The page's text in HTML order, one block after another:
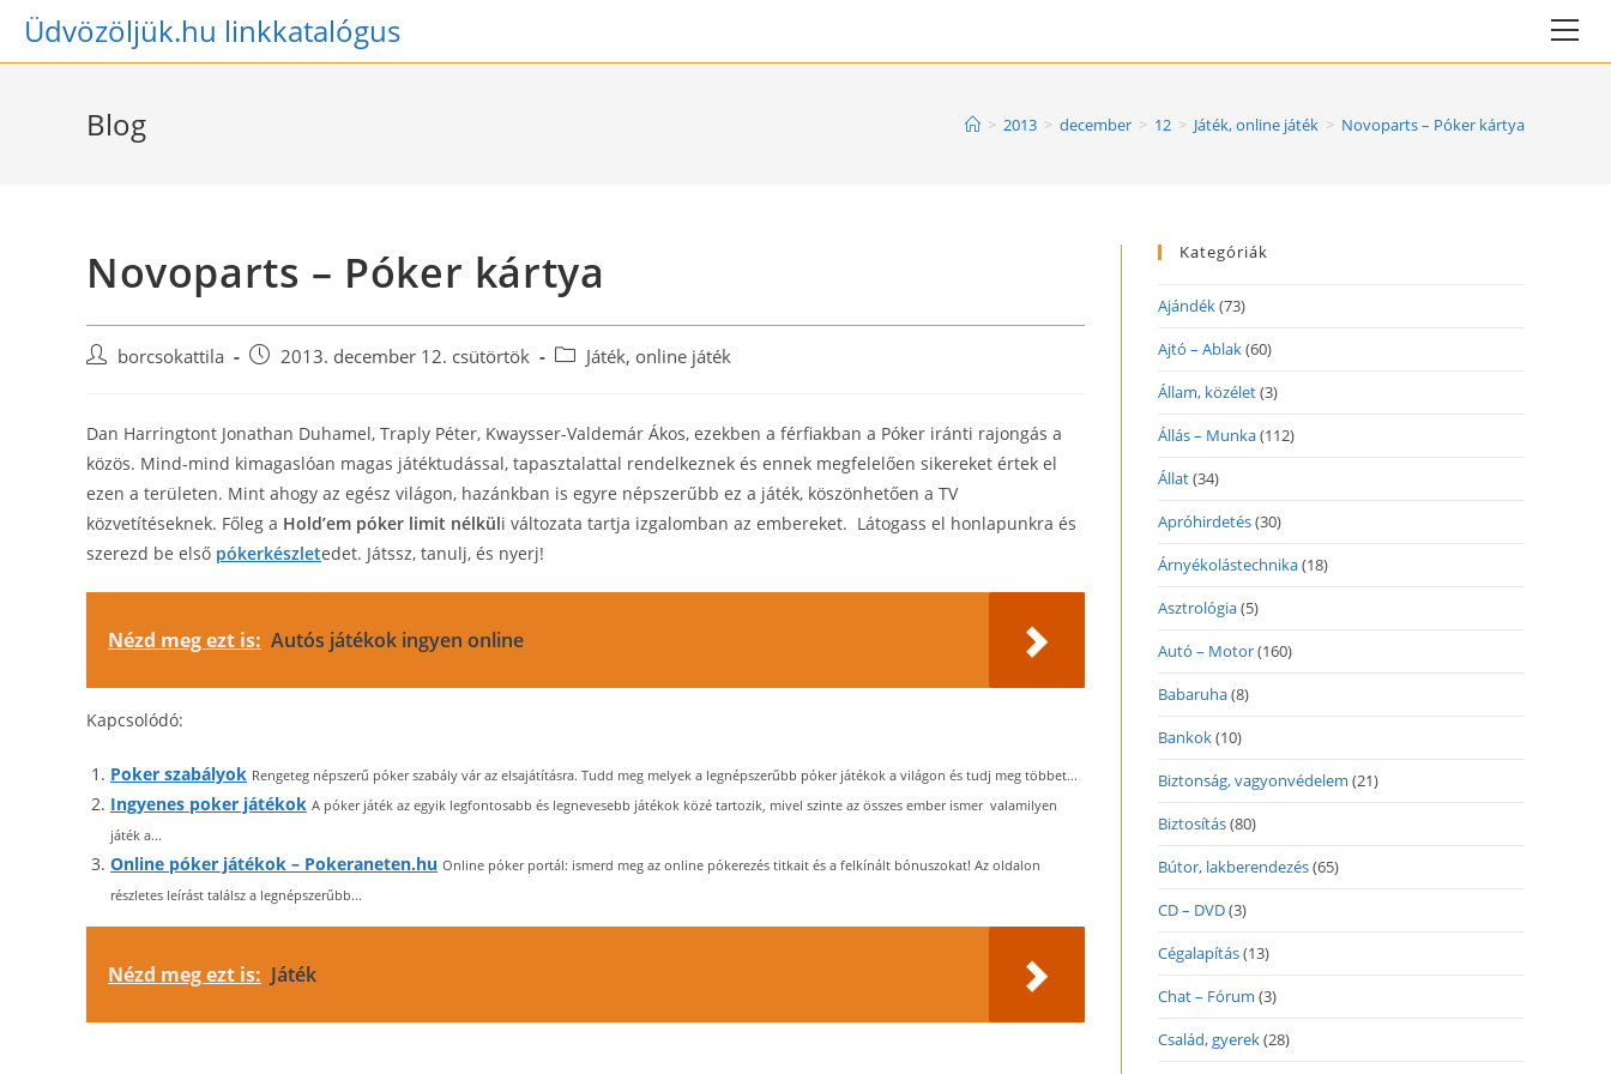
SkipÜdvözöljük.hu linkkatalógus
Blog > 2013 > december > 12 > Játék, online játék > Novoparts – Póker kártya
Novoparts – Póker kártya
Post borcsokattila
Post 2013. december 12. csütörtök
Post Játék, online játék
Dan Harringtont Jonathan Duhamel, Traply Péter, Kwaysser-Valdemár Ákos, ezekben a férfiakban a Póker iránti rajongás a
közös. Mind-mind kimagaslóan magas játéktudással, tapasztalattal rendelkeznek és ennek megfelelően sikereket értek el
ezen a területen. Mint ahogy az egész világon, hazánkban is egyre népszerűbb ez a játék, köszönhetően a TV
közvetítéseknek. Főleg a Hold’em póker limit nélküli változata tartja izgalomban az embereket. Látogass el honlapunkra és
szerezd be első pókerkészletedet. Játssz, tanulj, és nyerj!
Nézd meg ezt is: Autós játékok ingyen online
Kapcsolódó:
Poker szabályok Rengeteg népszerű póker szabály vár az elsajátításra. Tudd meg melyek a legnépszerűbb póker játékok a világon és tudj meg többet...
Ingyenes poker játékok A póker játék az egyik legfontosabb és legnevesebb játékok közé tartozik, mivel szinte az összes ember ismer valamilyen
játék a...
Online póker játékok – Pokeraneten.hu Online póker portál: ismerd meg az online pókerezés titkait és a felkínált bónuszokat! Az oldalon
részletes leírást találsz a legnépszerűbb...
Nézd meg ezt is: Játék
Kategóriák
Ajándék(73)
Ajtó – Ablak(60)
Állam, közélet(3)
Állás – Munka(112)
Állat(34)
Apróhirdetés(30)
Árnyékolástechnika(18)
Asztrológia(5)
Autó – Motor(160)
Babaruha(8)
Bankok(10)
Biztonság, vagyonvédelem (21)
Biztosítás(80)
Bútor, lakberendezés(65)
CD – DVD(3)
Cégalapítás(13)
Chat – Fórum (3)
Család, gyerek(28)